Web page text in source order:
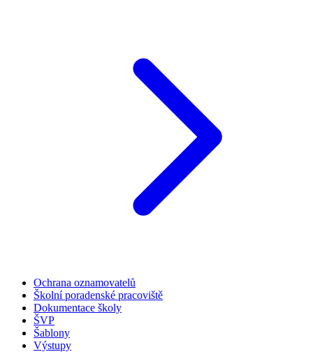
Ochrana oznamovatelů
Školní poradenské pracoviště
Dokumentace školy
ŠVP
Šablony
Výstupy